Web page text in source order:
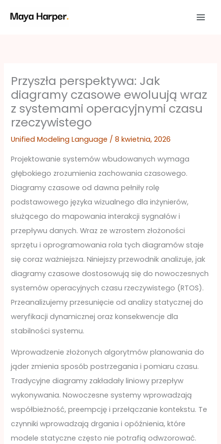
Przyszła perspektywa: Jak
diagramy czasowe ewoluują wraz
z systemami operacyjnymi czasu
rzeczywistego
Unified Modeling Language /8 kwietnia, 2026
Projektowanie systemów wbudowanych wymaga
głębokiego zrozumienia zachowania czasowego.
Diagramy czasowe od dawna pełniły rolę
podstawowego języka wizualnego dla inżynierów,
służącego do mapowania interakcji sygnałów i
przepływu danych. Wraz ze wzrostem złożoności
sprzętu i oprogramowania rola tych diagramów staje
się coraz ważniejsza. Niniejszy przewodnik analizuje, jak
diagramy czasowe dostosowują się do nowoczesnych
systemów operacyjnych czasu rzeczywistego (RTOS).
Przeanalizujemy przesunięcie od analizy statycznej do
weryfikacji dynamicznej oraz konsekwencje dla
stabilności systemu.
Wprowadzenie złożonych algorytmów planowania do
jąder zmienia sposób postrzegania i pomiaru czasu.
Tradycyjne diagramy zakładały liniowy przepływ
wykonywania. Nowoczesne systemy wprowadzają
współbieżność, preempcję i przełączanie kontekstu. Te
czynniki wprowadzają drgania i opóźnienia, które
modele statyczne często nie potrafią odwzorować.